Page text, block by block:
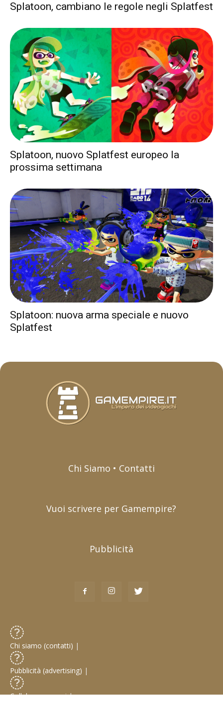
Splatoon, cambiano le regole negli Splatfest
Splatoon, nuovo Splatfest europeo la
prossima settimana
Splatoon: nuova arma speciale e nuovo
Splatfest
Chi Siamo • Contatti
Vuoi scrivere per Gamempire?
Pubblicità
Chi siamo (contatti) |
Pubblicità (advertising) |
Collabora con noi|